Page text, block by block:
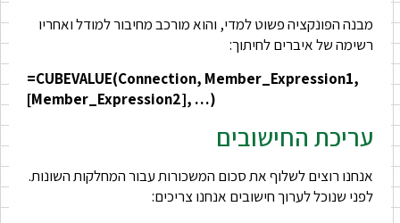
מבנה הפונקציה פשוט למדי, והוא מורכב מחיבור למודל ואחריו
רשימה של איברים לחיתוך:
=CUBEVALUE(Connection, Member_Expression1,
[Member_Expression2], …)
עריכת החישובים
אנחנו רוצים לשלוף את סכום המשכורות עבור המחלקות השונות.
לפני שנוכל לערוך חישובים אנחנו צריכים: